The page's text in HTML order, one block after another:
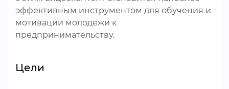
эффективным инструментом для обучения и
мотивации молодежи к
предпринимательству.
Цели